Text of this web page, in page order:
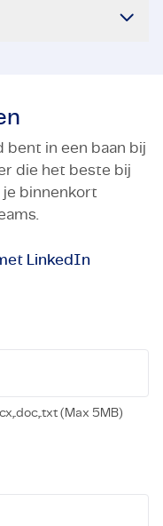
bent in een baan bij
die het beste bij
je binnenkort
LinkedIn
(Max 5MB)